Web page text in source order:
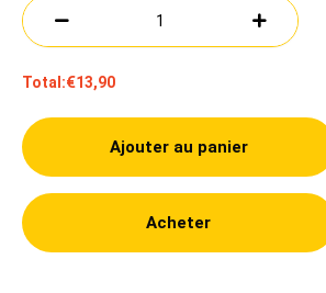
Total:€13,90
Ajouter au panier
Acheter